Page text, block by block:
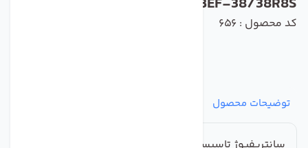
کد محصول : 656
توضیحات محصول